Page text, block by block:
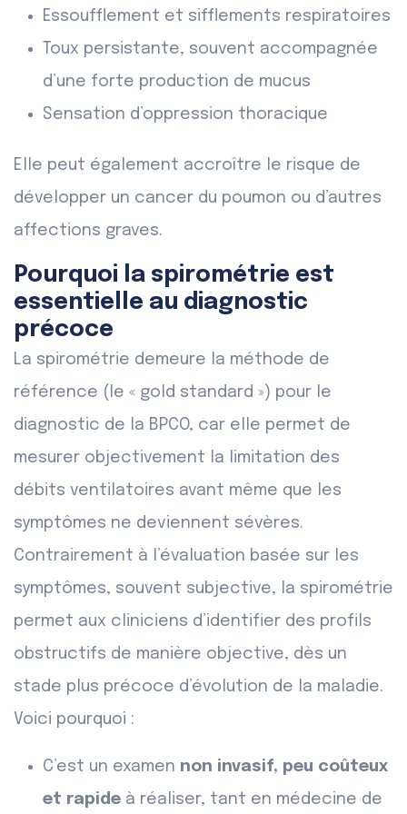
Essoufflement et sifflements respiratoires
Toux persistante, souvent accompagnée
d’une forte production de mucus
Sensation d’oppression thoracique
Elle peut également accroître le risque de
développer un cancer du poumon ou d’autres
affections graves.
Pourquoi la spirométrie est
essentielle au diagnostic
précoce
La spirométrie demeure la méthode de
référence (le « gold standard ») pour le
diagnostic de la BPCO, car elle permet de
mesurer objectivement la limitation des
débits ventilatoires avant même que les
symptômes ne deviennent sévères.
Contrairement à l’évaluation basée sur les
symptômes, souvent subjective, la spirométrie
permet aux cliniciens d’identifier des profils
obstructifs de manière objective, dès un
stade plus précoce d’évolution de la maladie.
Voici pourquoi :
C’est un examen non invasif, peu coûteux
et rapide à réaliser, tant en médecine de